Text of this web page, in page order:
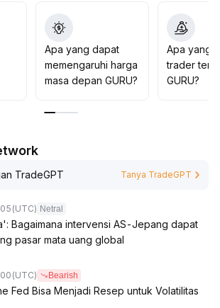
dalam waktu dekat, dapat secara
posisi kecil dan menambah posisi
namun harus disiplin dalam
loss di batas bawah.
secara ketat perubahan makro dan
Apa yang dapat
memengaruhi harga
masa depan GURU?
Apa yang
trader
GURU?
TradeGPT Tanya TradeGPT
(UTC) Netral
Bagaimana intervensi AS-Jepang dapat
pasar mata uang global
(UTC) Bearish
Fed Bisa Menjadi Resep untuk Volatilitas